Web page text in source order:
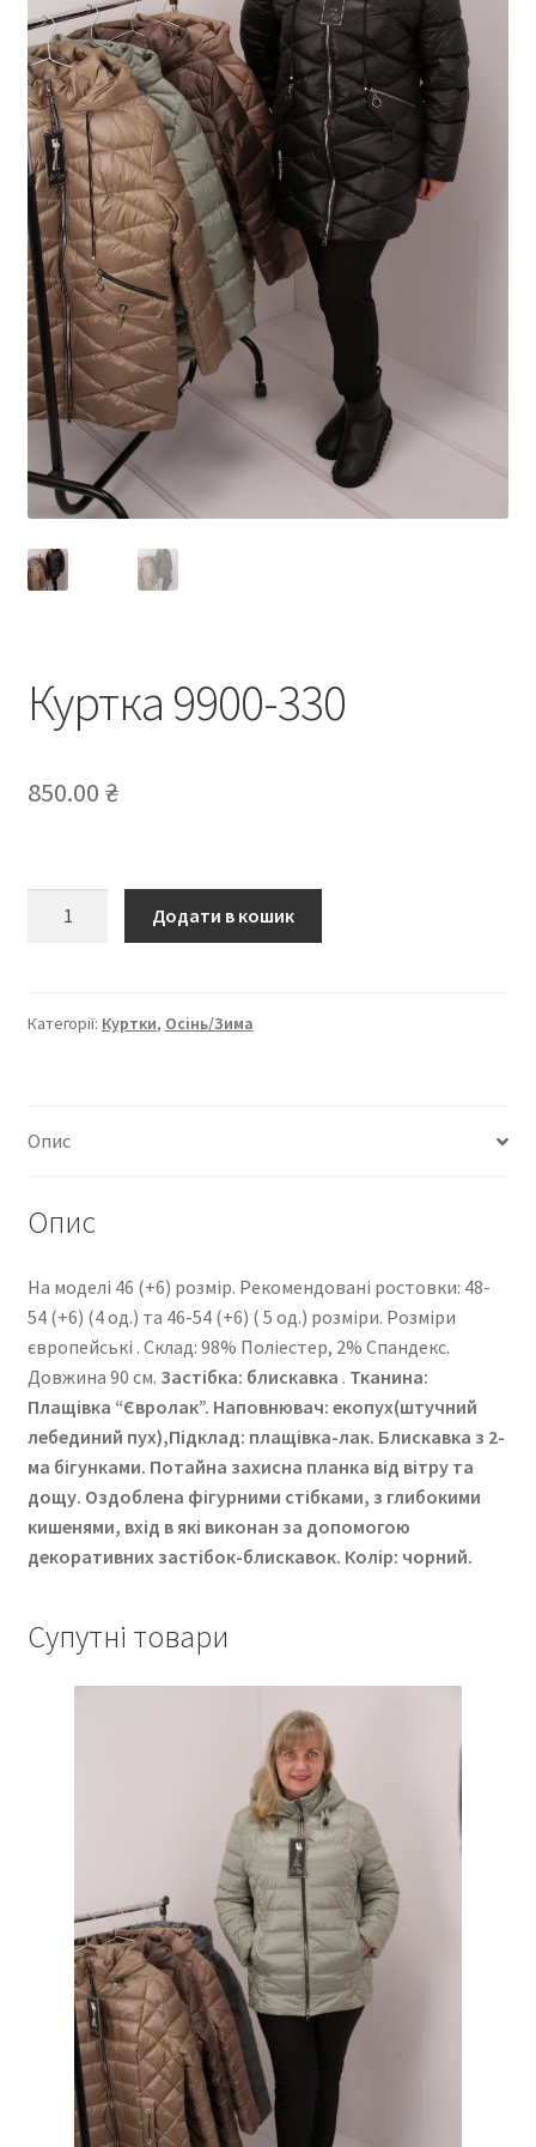
Куртка 9900-330
850.00 ₴
Додати в кошик
Категорії: Куртки, Осінь/Зима
Опис
Опис
На моделі 46 (+6) розмір. Рекомендовані ростовки: 48-
54 (+6) (4 од.) та 46-54 (+6) ( 5 од.) розміри. Розміри
європейські . Cклад: 98% Поліестер, 2% Спандекс.
Довжина 90 см. Застібка: блискавка . Тканина:
Плащівка “Євролак”. Наповнювач: екопух(штучний
лебединий пух),Підклад: плащівка-лак. Блискавка з 2-
ма бігунками. Потайна захисна планка від вітру та
дощу. Оздоблена фігурними стібками, з глибокими
кишенями, вхід в які виконан за допомогою
декоративних застібок-блискавок. Колір: чорний.
Супутні товари